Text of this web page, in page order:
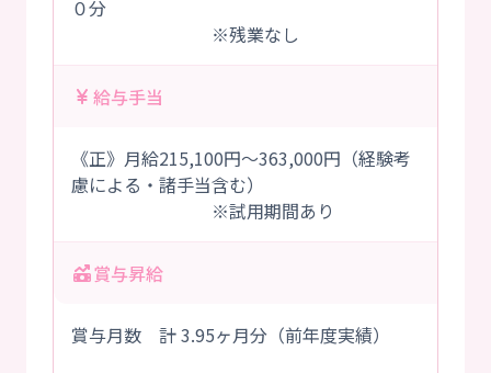
０分
※残業なし
給与手当
《正》月給215,100円～363,000円（経験考
慮による・諸手当含む）
※試用期間あり
賞与昇給
賞与月数 計 3.95ヶ月分（前年度実績）